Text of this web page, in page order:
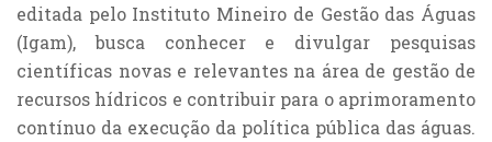
editada pelo Instituto Mineiro de Gestão das Águas
(Igam), busca conhecer e divulgar pesquisas
científicas novas e relevantes na área de gestão de
recursos hídricos e contribuir para o aprimoramento
contínuo da execução da política pública das águas.